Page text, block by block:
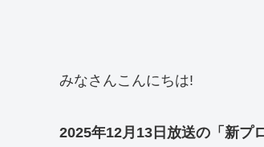
みなさんこんにちは!
2025年12月13日放送の「新プ